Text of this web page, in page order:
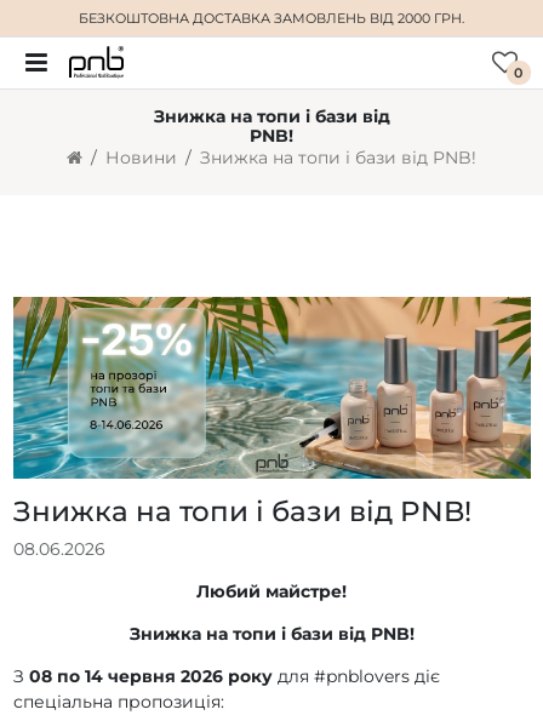
БЕЗКОШТОВНА ДОСТАВКА ЗАМОВЛЕНЬ ВІД 2000 ГРН.
0
Знижка на топи і бази від
PNB!
Новини
Знижка на топи і бази від PNB!
Знижка на топи і бази від PNB!
08.06.2026
Любий майстре!
Знижка на топи і бази від PNB!
З 08 по 14 червня 2026 рокудля #pnblovers діє
спеціальна пропозиція: